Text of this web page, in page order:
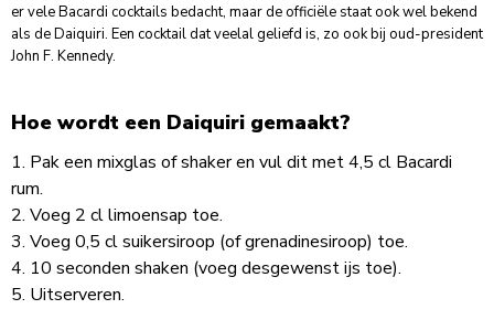
er vele Bacardi cocktails bedacht, maar de officiële staat ook wel bekend
als de Daiquiri. Een cocktail dat veelal geliefd is, zo ook bij oud-president
John F. Kennedy.
Hoe wordt een Daiquiri gemaakt?
1. Pak een mixglas of shaker en vul dit met 4,5 cl Bacardi
rum.
2. Voeg 2 cl limoensap toe.
3. Voeg 0,5 cl suikersiroop (of grenadinesiroop) toe.
4. 10 seconden shaken (voeg desgewenst ijs toe).
5. Uitserveren.